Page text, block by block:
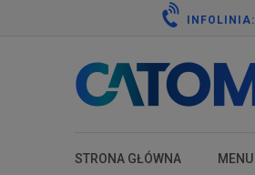
INFOLINIA:
STRONA GŁÓWNA MENU